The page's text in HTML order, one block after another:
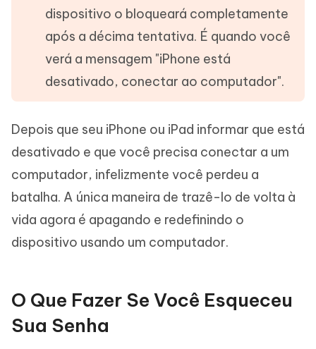
dispositivo o bloqueará completamente
após a décima tentativa. É quando você
verá a mensagem "iPhone está
desativado, conectar ao computador".
Depois que seu iPhone ou iPad informar que está
desativado e que você precisa conectar a um
computador, infelizmente você perdeu a
batalha. A única maneira de trazê-lo de volta à
vida agora é apagando e redefinindo o
dispositivo usando um computador.
O Que Fazer Se Você Esqueceu
Sua Senha